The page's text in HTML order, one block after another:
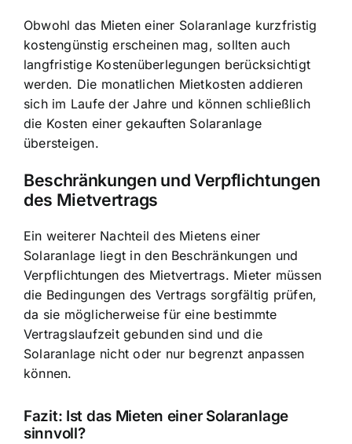
Obwohl das Mieten einer Solaranlage kurzfristig
kostengünstig erscheinen mag, sollten auch
langfristige Kostenüberlegungen berücksichtigt
werden. Die monatlichen Mietkosten addieren
sich im Laufe der Jahre und können schließlich
die Kosten einer gekauften Solaranlage
übersteigen.
Beschränkungen und Verpflichtungen
des Mietvertrags
Ein weiterer Nachteil des Mietens einer
Solaranlage liegt in den Beschränkungen und
Verpflichtungen des Mietvertrags. Mieter müssen
die Bedingungen des Vertrags sorgfältig prüfen,
da sie möglicherweise für eine bestimmte
Vertragslaufzeit gebunden sind und die
Solaranlage nicht oder nur begrenzt anpassen
können.
Fazit: Ist das Mieten einer Solaranlage
sinnvoll?